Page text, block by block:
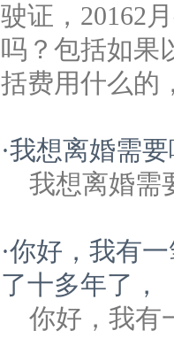
驶证，20162
吗？包括如果
括费用什么的
·我想离婚需
我想离婚需
·你好，我有
了十多年了，
你好，我有